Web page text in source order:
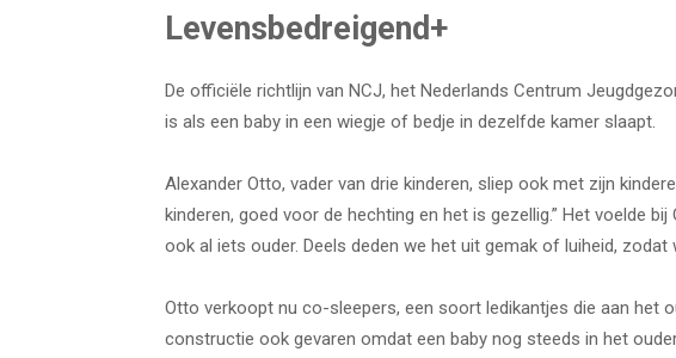
Levensbedreigend+
De officiële richtlijn van NCJ, het Nederlands Centrum
is als een baby in een wiegje of bedje in dezelfde kamer slaapt.
Alexander Otto, vader van drie kinderen, sliep ook met zijn
kinderen, goed voor de hechting en het is gezellig.” Het voelde
ook al iets ouder. Deels deden we het uit gemak of luiheid, zodat
Otto verkoopt nu co-sleepers, een soort ledikantjes die aan het
constructie ook gevaren omdat een baby nog steeds in het